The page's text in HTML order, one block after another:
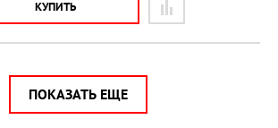
КУПИТЬ
ПОКАЗАТЬ ЕЩЕ